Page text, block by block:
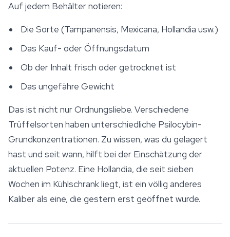
Auf jedem Behälter notieren:
Die Sorte (Tampanensis, Mexicana, Hollandia usw.)
Das Kauf- oder Öffnungsdatum
Ob der Inhalt frisch oder getrocknet ist
Das ungefähre Gewicht
Das ist nicht nur Ordnungsliebe. Verschiedene
Trüffelsorten haben unterschiedliche Psilocybin-
Grundkonzentrationen. Zu wissen, was du gelagert
hast und seit wann, hilft bei der Einschätzung der
aktuellen Potenz. Eine Hollandia, die seit sieben
Wochen im Kühlschrank liegt, ist ein völlig anderes
Kaliber als eine, die gestern erst geöffnet wurde.